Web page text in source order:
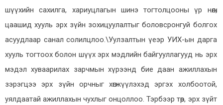
шүүхийн сахилга, хариуцлагын шинэ тогтолцооны үр нөлөө,
цаашид хууль эрх зүйн зохицуулалтыг боловсронгуй болгох
асуудлаар санал солилцлоо.\Уулзалтын үеэр УИХ-ын дарга
хууль тогтоох болон шүүх эрх мэдлийн байгууллагууд нь эрх
мэдэл хуваарилах зарчмын хүрээнд бие даан ажиллахын
зэрэгцээ эрх зүйн орчныг хөгжүүлэхэд эргэх холбоотой,
уялдаатай ажиллахын чухлыг онцоллоо. Тэрбээр төр, эрх зүйт